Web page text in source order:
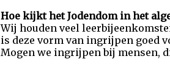
Hoe kijkt het Jodendom in het
Wij houden veel
is deze vorm van ingrijpen goed
Mogen we ingrijpen bij mensen,